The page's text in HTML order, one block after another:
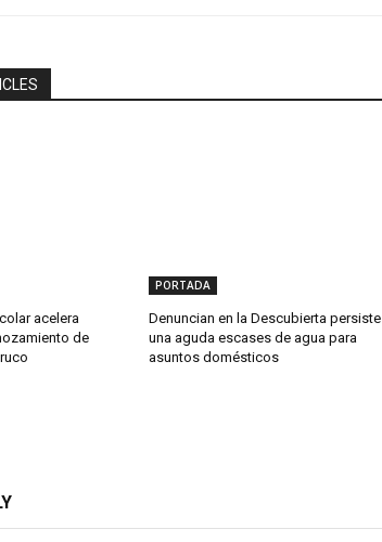
acelera
de
PORTADA
Denuncian en la Descubierta persiste
una aguda escases de agua para
asuntos domésticos